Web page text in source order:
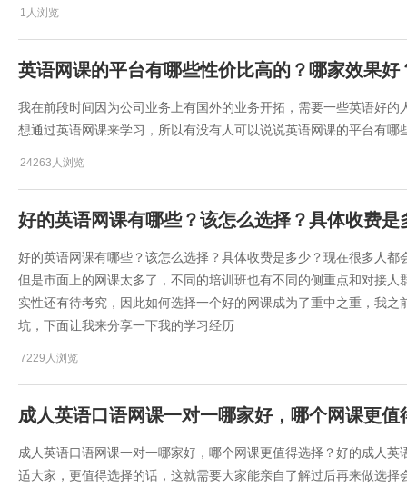
1人浏览
英语网课的平台有哪些性价比高的？哪家效果好
我在前段时间因为公司业务上有国外的业务开拓，需要一些英语好
想通过英语网课来学习，所以有没有人可以说说​英语网课的平台有哪
24263人浏览
好的英语网课有哪些？该怎么选择？具体收费
好的英语网课有哪些？该怎么选择？具体收费是多少？现在很多人
但是市面上的网课太多了，不同的培训班也有不同的侧重点和对接
实性还有待考究，因此如何选择一个好的网课成为了重中之重，我
坑，下面让我来分享一下我的学习经历
7229人浏览
成人英语口语网课一对一哪家好，哪个网课更值
成人英语口语网课一对一哪家好，哪个网课更值得选择？好的成人
适大家，更值得选择的话，这就需要大家能亲自了解过后再来做选择